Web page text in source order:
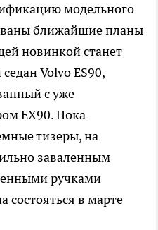
модельного
ближайшие планы
новинкой станет
Volvo ES90,
с уже
EX90. Пока
тизеры, на
заваленным
ручками
состояться в марте